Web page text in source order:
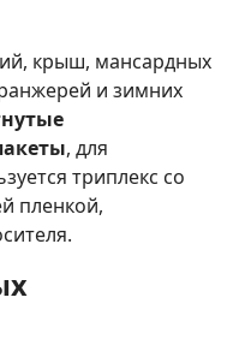
крыш, мансардных
и зимних
, для
триплекс со
пленкой,